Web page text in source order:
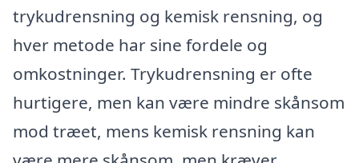
trykudrensning og kemisk rensning, og
hver metode har sine fordele og
omkostninger. Trykudrensning er ofte
hurtigere, men kan være mindre skånsom
mod træet, mens kemisk rensning kan